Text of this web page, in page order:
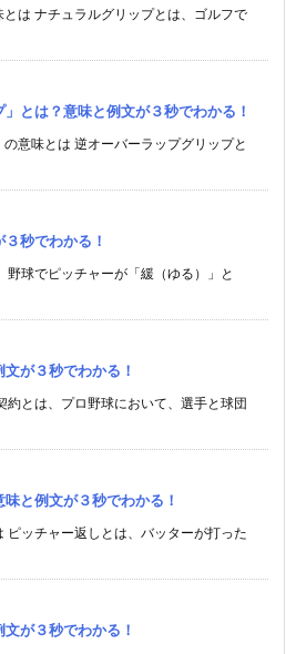
とは ナチュラルグリップとは、ゴルフで
」とは？意味と例文が３秒でわかる！
の意味とは 逆オーバーラップグリップと
３秒でわかる！
野球でピッチャーが「緩（ゆる）」と
文が３秒でわかる！
約とは、プロ野球において、選手と球団
味と例文が３秒でわかる！
ピッチャー返しとは、バッターが打った
文が３秒でわかる！